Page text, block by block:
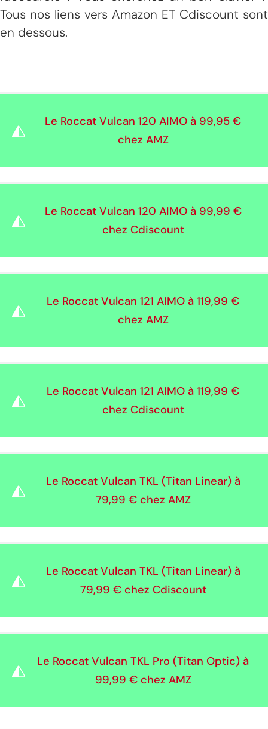
Tous nos liens vers Amazon ET Cdiscount sont
en dessous.
Le Roccat Vulcan 120 AIMO à 99,95 €
chez AMZ
Le Roccat Vulcan 120 AIMO à 99,99 €
chez Cdiscount
Le Roccat Vulcan 121 AIMO à 119,99 €
chez AMZ
Le Roccat Vulcan 121 AIMO à 119,99 €
chez Cdiscount
Le Roccat Vulcan TKL (Titan Linear) à
79,99 €chez AMZ
Le Roccat Vulcan TKL (Titan Linear) à
79,99 €chez Cdiscount
Le Roccat Vulcan TKL Pro (Titan Optic) à
99,99 €chez AMZ